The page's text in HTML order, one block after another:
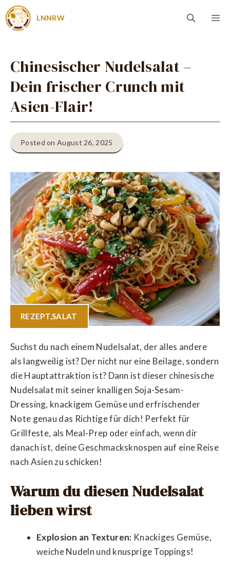
Zum
Inhalt
LNNRW
Chinesischer Nudelsalat –
Dein frischer Crunch mit
Asien-Flair!
Posted on August 26, 2025
REZEPT,SALAT
Suchst du nach einem Nudelsalat, der alles andere
als langweilig ist? Der nicht nur eine Beilage, sondern
die Hauptattraktion ist? Dann ist dieser chinesische
Nudelsalat mit seiner knalligen Soja-Sesam-
Dressing, knackigem Gemüse und erfrischender
Note genau das Richtige für dich! Perfekt für
Grillfeste, als Meal-Prep oder einfach, wenn dir
danach ist, deine Geschmacksknospen auf eine Reise
nach Asien zu schicken!
Warum du diesen Nudelsalat
lieben wirst
Explosion an Texturen: Knackiges Gemüse,
weiche Nudeln und knusprige Toppings!